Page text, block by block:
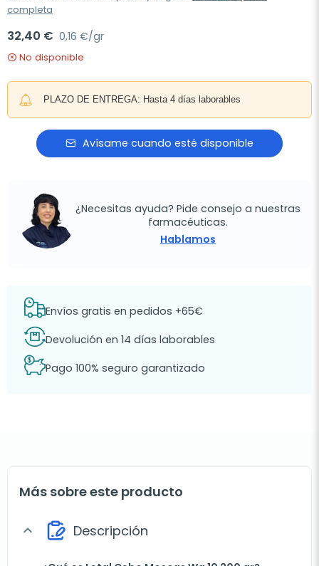
completa
32,40 € 0,16 €/gr
No disponible
PLAZO DE ENTREGA: Hasta 4 días laborables
Avísame cuando esté disponible
¿Necesitas ayuda? Pide consejo a nuestras
farmacéuticas.
Hablamos
Envíos gratis en pedidos +65€
Devolución en 14 días laborables
Pago 100% seguro garantizado
Más sobre este producto
expand_more Descripción